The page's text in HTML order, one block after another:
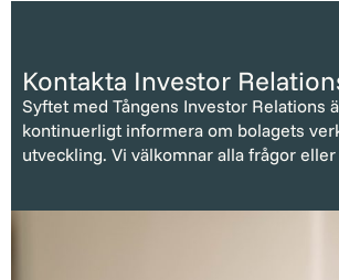
Kontakta Investor
Syftet med Tångens Investor Relations
kontinuerligt informera om bolagets
utveckling. Vi välkomnar alla frågor